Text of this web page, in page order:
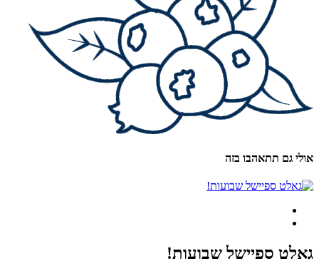
גם תתאהבו בזה
ספיישל שבועות!